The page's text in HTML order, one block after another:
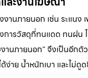
านภายนอก เช่น ระแนง
การวัสดุที่ทนแดด ทนฝน
านภายนอก” จึงเป็นอีกตั
ด้ง่าย น้ำหนักเบา และไม่